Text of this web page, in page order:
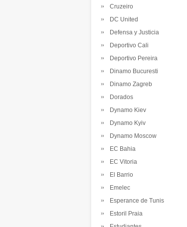
Cruzeiro
DC United
Defensa y Justicia
Deportivo Cali
Deportivo Pereira
Dinamo Bucuresti
Dinamo Zagreb
Dorados
Dynamo Kiev
Dynamo Kyiv
Dynamo Moscow
EC Bahia
EC Vitoria
El Barrio
Emelec
Esperance de Tunis
Estoril Praia